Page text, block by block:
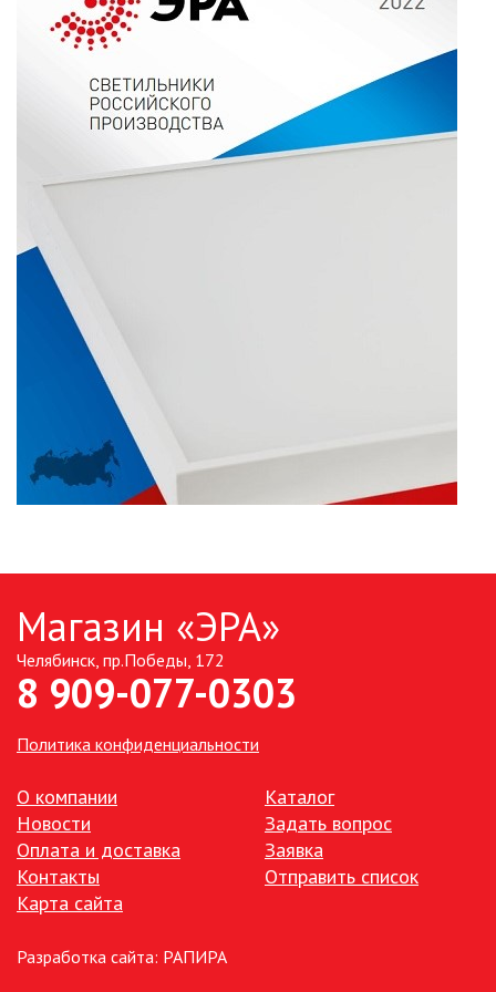
ЗАЯВКА
Магазин «ЭРА»
Челябинск, пр.Победы, 172
8 909-077-0303
Политика конфиденциальности
О компании
Новости
Оплата и доставка
Контакты
Карта сайта
Каталог
Задать вопрос
Заявка
Отправить список
Разработка сайта: РАПИРА